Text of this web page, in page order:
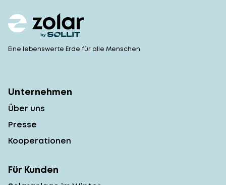
Eine lebenswerte Erde für alle Menschen.
Unternehmen
Über uns
Presse
Kooperationen
Für Kunden